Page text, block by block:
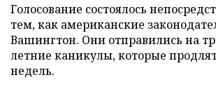
Голосование состоялось
тем, как американские
Вашингтон. Они отправились на
летние каникулы, которые
недель.